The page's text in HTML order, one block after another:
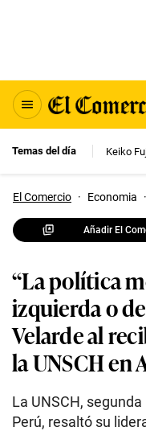
Temas del día Keiko
El Comercio · Economia ·
Añadir El
“La política
izquierda o
Velarde al
la UNSCH en
La UNSCH,
Perú, resaltó su